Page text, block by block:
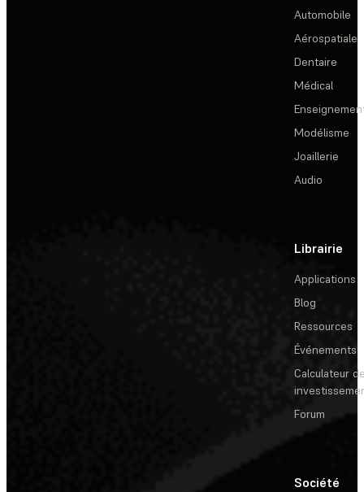
Automobile
Aérospatiale
Dentaire
Médical
Modélisme
Joaillerie
Audio
Librairie
Applications
Blog
Ressources
Événements
Calculateur
Forum
Société